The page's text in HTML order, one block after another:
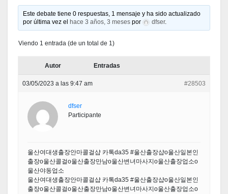
Este debate tiene 0 respuestas, 1 mensaje y ha sido actualizado
por última vez el
hace 3 años, 3 meses por dfser.
Viendo 1 entrada (de un total de 1)
Autor Entradas
03/05/2023 a las 9:47 am #28503
dfser
Participante
울산여대생출장안마콜걸샵 카톡da35 #울산출장샵о울산일본인
출장о울산콜걸о울산출장만남о울산변녀마사지о울산출장업소о
울산야동업소
울산여대생출장안마콜걸샵 카톡da35 #울산출장샵о울산일본인
출장о울산콜걸о울산출장만남о울산변녀마사지о울산출장업소о